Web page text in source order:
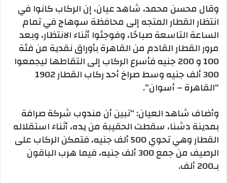
وقال محسن محمد، شاهد عيان، إن الركاب كانوا في
انتظار القطار المتجه إلى محافظة سوهاج في تمام
الساعة التاسعة صباحًا، وفوجئوا أثناء الانتظار، وبعد
مرور القطار القادم من القاهرة بأوراق نقدية من فئة
100 و 200 جنيه فأسرع الركاب إلى التقاطها ليجمعوا
300 ألف جنيه وسط صراخ أحد ركاب القطار 1902
“القاهرة – أسوان”.
وأضاف شاهد العيان: “تبين أن مندوب شركة صرافة
بمدينة دشنا، سقطت الحقيبة من يده، أثناء استقلاله
القطار وهي تحوي 500 ألف جنيه، فتمكن الركاب على
الرصيف من جمع 300 ألف جنيه، فيما هرب الباقون
بـ200 ألف.